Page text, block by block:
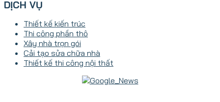
DỊCH VỤ
Thiết kế kiến trúc
Thi công phần thô
Xây nhà trọn gói
Cải tạo sửa chữa nhà
Thiết kế thi công nội thất